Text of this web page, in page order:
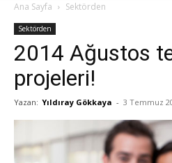
Ana Sayfa Sektörden
Sektörden
2014 Ağustos
projeleri!
Yazan: Yıldıray Gökkaya - 3 Temmuz